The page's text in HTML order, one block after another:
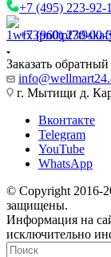
+7 (495) 223-92-
+7 (960) 230-00-
Заказать
г. Мытищи д.
Вконтакте
Telegram
YouTube
WhatsApp
© Сopyright 2016-
защищены.
Информация на
исключительно